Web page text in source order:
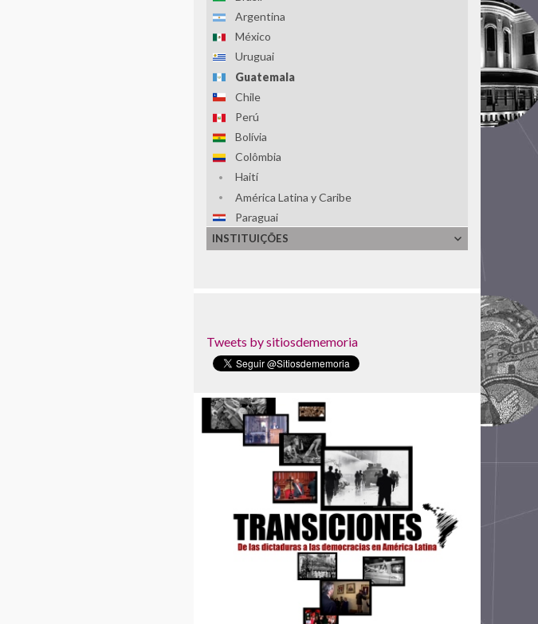
Argentina
México
Uruguai
Guatemala
Chile
Perú
Bolívia
Colômbia
Haití
América Latina y Caribe
Paraguai
El Salvador
INSTITUIÇÕES
Tweets by sitiosdememoria